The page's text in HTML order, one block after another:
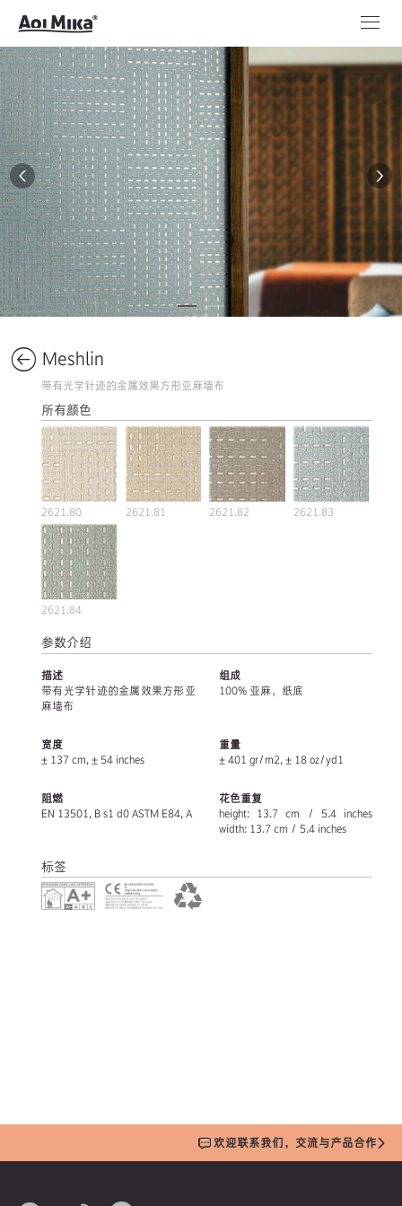
Meshlin
带有光学针迹的金属效果方形亚麻墙布
所有颜色
2621.80 2621.81 2621.82 2621.83
2621.84
参数介绍
描述
带有光学针迹的金属效果方形亚
麻墙布
组成
100% 亚麻，纸底
宽度
± 137 cm, ± 54 inches
重量
± 401 gr/m2, ± 18 oz/yd1
阻燃
EN 13501, B s1 d0 ASTM E84, A
花色重复
height: 13.7 cm / 5.4 inches
width: 13.7 cm / 5.4 inches
标签
欢迎联系我们，交流与产品合作